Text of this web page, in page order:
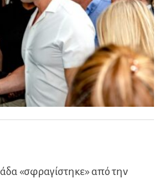
«σφραγίστηκε» από την